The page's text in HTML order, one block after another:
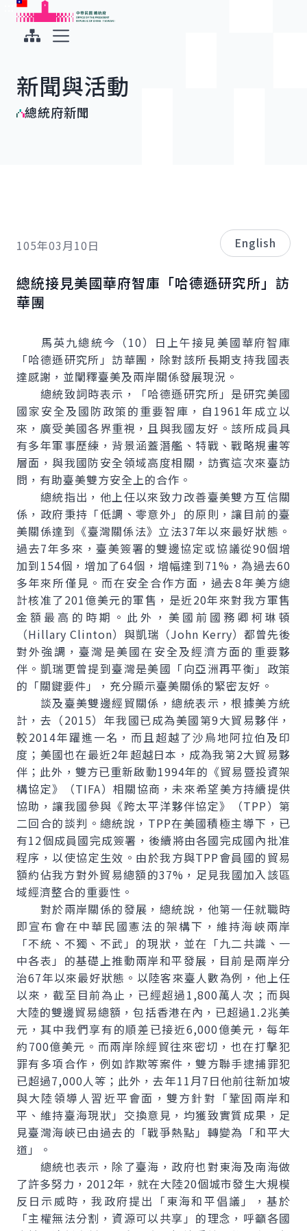
跳到主要內容
中華民國總統府
新聞與活動
總統府新聞
105年03月10日 English
總統接見美國華府智庫「哈德遜研究所」訪
華團
馬英九總統今（10）日上午接見美國華府智庫
「哈德遜研究所」訪華團，除對該所長期支持我國表
達感謝，並闡釋臺美及兩岸關係發展現況。
總統致詞時表示，「哈德遜研究所」是研究美國
國家安全及國防政策的重要智庫，自1961年成立以
來，廣受美國各界重視，且與我國友好。該所成員具
有多年軍事歷練，背景涵蓋潛艦、特戰、戰略規畫等
層面，與我國防安全領域高度相關，訪賓這次來臺訪
問，有助臺美雙方安全上的合作。
總統指出，他上任以來致力改善臺美雙方互信關
係，政府秉持「低調、零意外」的原則，讓目前的臺
美關係達到《臺灣關係法》立法37年以來最好狀態。
過去7年多來，臺美簽署的雙邊協定或協議從90個增
加到154個，增加了64個，增幅達到71%，為過去60
多年來所僅見。而在安全合作方面，過去8年美方總
計核准了201億美元的軍售，是近20年來對我方軍售
金額最高的時期。此外，美國前國務卿柯琳頓
（Hillary Clinton）與凱瑞（John Kerry）都曾先後
對外強調，臺灣是美國在安全及經濟方面的重要夥
伴。凱瑞更曾提到臺灣是美國「向亞洲再平衡」政策
的「關鍵要件」，充分顯示臺美關係的緊密友好。
談及臺美雙邊經貿關係，總統表示，根據美方統
計，去（2015）年我國已成為美國第9大貿易夥伴，
較2014年躍進一名，而且超越了沙烏地阿拉伯及印
度；美國也在最近2年超越日本，成為我第2大貿易夥
伴；此外，雙方已重新啟動1994年的《貿易暨投資架
構協定》（TIFA）相關協商，未來希望美方持續提供
協助，讓我國參與《跨太平洋夥伴協定》（TPP）第
二回合的談判。總統說，TPP在美國積極主導下，已
有12個成員國完成簽署，後續將由各國完成國內批准
程序，以使協定生效。由於我方與TPP會員國的貿易
額約佔我方對外貿易總額的37%，足見我國加入該區
域經濟整合的重要性。
對於兩岸關係的發展，總統說，他第一任就職時
即宣布會在中華民國憲法的架構下，維持海峽兩岸
「不統、不獨、不武」的現狀，並在「九二共識、一
中各表」的基礎上推動兩岸和平發展，目前是兩岸分
治67年以來最好狀態。以陸客來臺人數為例，他上任
以來，截至目前為止，已經超過1,800萬人次；而與
大陸的雙邊貿易總額，包括香港在內，已超過1.2兆美
元，其中我們享有的順差已接近6,000億美元，每年
約700億美元。而兩岸除經貿往來密切，也在打擊犯
罪有多項合作，例如詐欺等案件，雙方聯手逮捕罪犯
已超過7,000人等；此外，去年11月7日他前往新加坡
與大陸領導人習近平會面，雙方針對「鞏固兩岸和
平、維持臺海現狀」交換意見，均獲致實質成果，足
見臺灣海峽已由過去的「戰爭熱點」轉變為「和平大
道」。
總統也表示，除了臺海，政府也對東海及南海做
了許多努力，2012年，就在大陸20個城市發生大規模
反日示威時，我政府提出「東海和平倡議」，基於
「主權無法分割，資源可以共享」的理念，呼籲各國